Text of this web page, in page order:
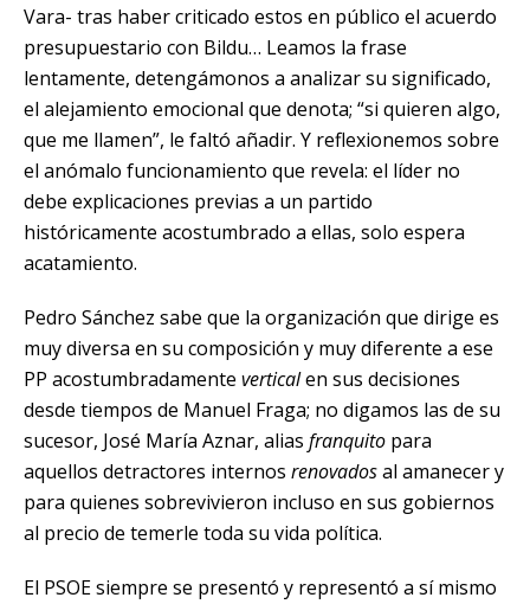
Vara- tras habercriticado estos en público el acuerdo
presupuestario con Bildu… Leamos la frase
lentamente, detengámonos a analizar su significado,
el alejamiento emocional que denota; “si quieren algo,
que me llamen”, le faltó añadir. Y reflexionemos sobre
el anómalo funcionamiento que revela: el líder no
debe explicaciones previas a un partido
históricamente acostumbrado a ellas, solo espera
acatamiento.
Pedro Sánchez sabe que la organización que dirige es
muy diversa en su composición y muy diferente a ese
PP acostumbradamente verticalen sus decisiones
desde tiempos de Manuel Fraga; no digamos las de su
sucesor, José María Aznar, alias franquito para
aquellos detractores internos renovadosal amanecer y
para quienes sobrevivieron incluso en sus gobiernos
al precio de temerle toda su vida política.
El PSOE siempre se presentó y representó a sí mismo